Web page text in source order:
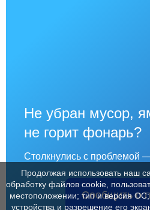
Не убран мусор,
не горит фонарь?
Столкнулись с проблемой
Сообщить о
Продолжая использовать наш
обработку файлов cookie,
местоположении; тип и версия
устройства и разрешение его